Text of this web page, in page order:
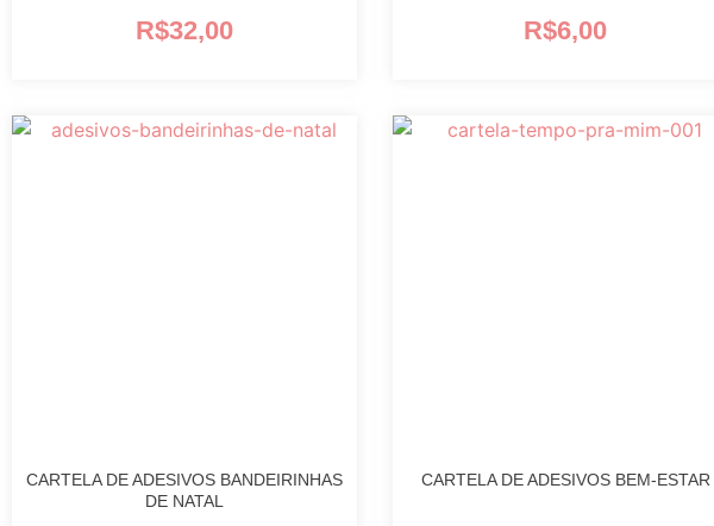
R$32,00 R$6,00
CARTELA DE ADESIVOS BANDEIRINHAS
DE NATAL
CARTELA DE ADESIVOS BEM-ESTAR